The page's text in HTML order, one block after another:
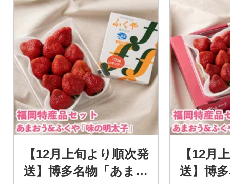
【12月上旬より順次発
送】博多名物「あまお
【12月
送】博